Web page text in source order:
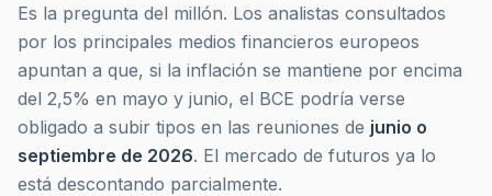
Es la pregunta del millón. Los analistas consultados
por los principales medios financieros europeos
apuntan a que, si la inflación se mantiene por encima
del 2,5% en mayo y junio, el BCE podría verse
obligado a subir tipos en las reuniones de junio o
septiembre de 2026. El mercado de futuros ya lo
está descontando parcialmente.